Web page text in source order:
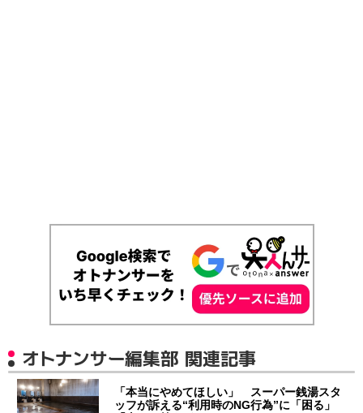
オトナンサー編集部 関連記事
「本当にやめてほしい」 スーパー銭湯スタ
ッフが訴える“利用時のNG行為”に「困る」